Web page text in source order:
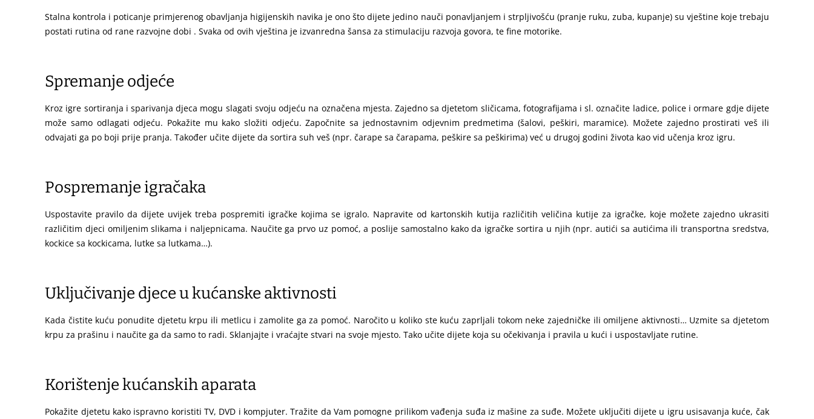
Stalna kontrola i poticanje primjerenog obavljanja higijenskih navika je ono što dijete jedino nauči ponavljanjem i strpljivošću (pranje ruku, zuba, kupanje) su vještine koje trebaju
postati rutina od rane razvojne dobi . Svaka od ovih vještina je izvanredna šansa za stimulaciju razvoja govora, te fine motorike.
Spremanje odjeće
Kroz igre sortiranja i sparivanja djeca mogu slagati svoju odjeću na označena mjesta. Zajedno sa djetetom sličicama, fotografijama i sl. označite ladice, police i ormare gdje dijete
može samo odlagati odjeću. Pokažite mu kako složiti odjeću. Započnite sa jednostavnim odjevnim predmetima (šalovi, peškiri, maramice). Možete zajedno prostirati veš ili
odvajati ga po boji prije pranja. Također učite dijete da sortira suh veš (npr. čarape sa čarapama, peškire sa peškirima) već u drugoj godini života kao vid učenja kroz igru.
Pospremanje igračaka
Uspostavite pravilo da dijete uvijek treba pospremiti igračke kojima se igralo. Napravite od kartonskih kutija različitih veličina kutije za igračke, koje možete zajedno ukrasiti
različitim djeci omiljenim slikama i naljepnicama. Naučite ga prvo uz pomoć, a poslije samostalno kako da igračke sortira u njih (npr. autići sa autićima ili transportna sredstva,
kockice sa kockicama, lutke sa lutkama…).
Uključivanje djece u kućanske aktivnosti
Kada čistite kuću ponudite djetetu krpu ili metlicu i zamolite ga za pomoć. Naročito u koliko ste kuću zaprljali tokom neke zajedničke ili omiljene aktivnosti… Uzmite sa djetetom
krpu za prašinu i naučite ga da samo to radi. Sklanjajte i vraćajte stvari na svoje mjesto. Tako učite dijete koja su očekivanja i pravila u kući i uspostavljate rutine.
Korištenje kućanskih aparata
Pokažite djetetu kako ispravno koristiti TV, DVD i kompjuter. Tražite da Vam pomogne prilikom vađenja suđa iz mašine za suđe. Možete uključiti dijete u igru usisavanja kuće, čak